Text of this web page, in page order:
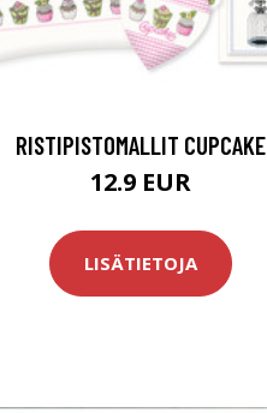
RISTIPISTOMALLIT CUPCAKE
12.9 EUR
LISÄTIETOJA